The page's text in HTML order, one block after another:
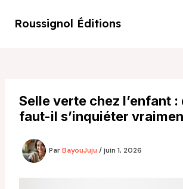
Roussignol Éditions
Selle verte chez l’enfant :
faut-il s’inquiéter
ParBayouJuju /juin 1, 2026